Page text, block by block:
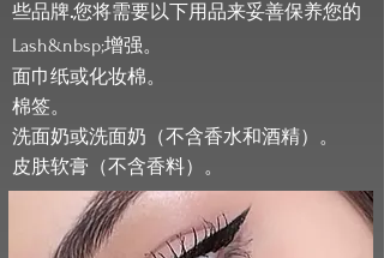
些品牌.您将需要以下用品来妥善保养您的
Lash&nbsp;增强。
面巾纸或化妆棉。
棉签。
洗面奶或洗面奶（不含香水和酒精）。
皮肤软膏（不含香料）。